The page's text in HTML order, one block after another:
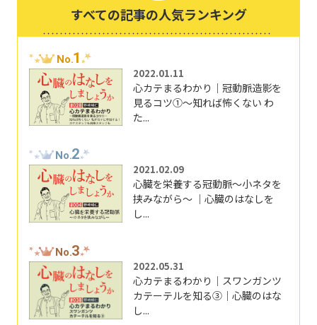
すべての記事の人気ランキング
No.1
2022.01.11
心カテまるわかり｜冠動脈造影を
見るコツ①～知れば怖くない わ
た...
No.2
2021.02.09
心臓を栄養する冠動脈～小ネタを
挟みながら～ ｜心臓のはなしを
し...
No.3
2022.05.31
心カテまるわかり｜スワンガンツ
カテーテルを知る③｜心臓のはな
し...